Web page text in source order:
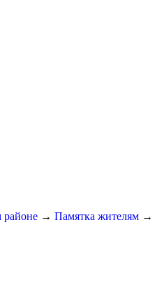
районе → Памятка жителям →